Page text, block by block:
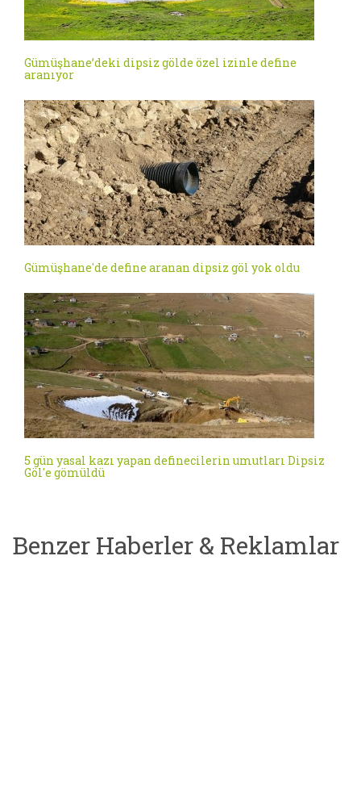
Gümüşhane’deki dipsiz gölde özel izinle define
aranıyor
Gümüşhane'de define aranan dipsiz göl yok oldu
5 gün yasal kazı yapan definecilerin umutları Dipsiz
Göl'e gömüldü
Benzer Haberler & Reklamlar